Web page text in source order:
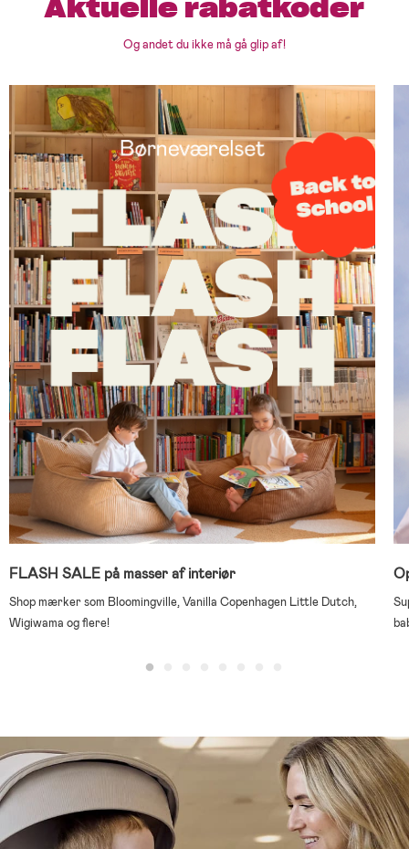
Aktuelle rabatkoder
Og andet du ikke må gå glip af!
FLASH SALE på masser af interiør
Shop mærker som Bloomingville, Vanilla Copenhagen Little Dutch,
Wigiwama og flere!